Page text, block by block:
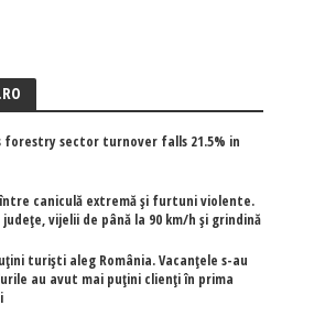
forestry sector turnover falls 21.5% in
între caniculă extremă și furtuni violente.
vijelii de până la 90 km/h și grindină
turiști aleg România. Vacanțele s-au
au avut mai puțini clienți în prima